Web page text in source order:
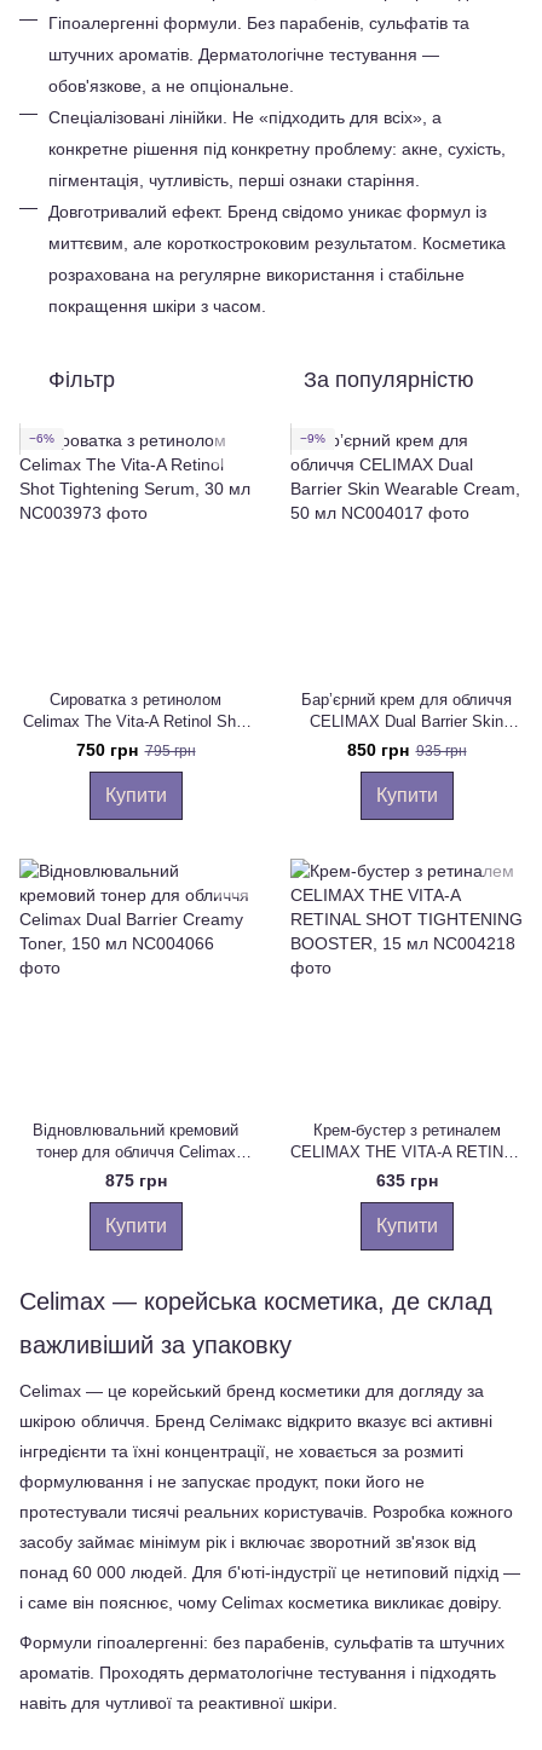
Гіпоалергенні формули. Без парабенів, сульфатів та
штучних ароматів. Дерматологічне тестування —
обов'язкове, а не опціональне.
Спеціалізовані лінійки. Не «підходить для всіх», а
конкретне рішення під конкретну проблему: акне, сухість,
пігментація, чутливість, перші ознаки старіння.
Довготривалий ефект. Бренд свідомо уникає формул із
миттєвим, але короткостроковим результатом. Косметика
розрахована на регулярне використання і стабільне
покращення шкіри з часом.
Фільтр За популярністю
−6%
Сироватка з ретинолом
Celimax The Vita-A Retinol Shot
Tightening Serum, 30 мл
750 грн 795 грн
Купити
−9%
Барʼєрний крем для обличчя
CELIMAX Dual Barrier Skin
Wearable Cream, 50 мл
850 грн 935 грн
Купити
Відновлювальний кремовий
тонер для обличчя Celimax
Dual Barrier Creamy Toner, 150
875 грн
Купити
Крем-бустер з ретиналем
CELIMAX THE VITA-A RETINAL
SHOT TIGHTENING BOOSTER,
15 мл
635 грн
Купити
Celimax — корейська косметика, де склад
важливіший за упаковку
Celimax — це корейський бренд косметики для догляду за
шкірою обличчя. Бренд Селімакс відкрито вказує всі активні
інгредієнти та їхні концентрації, не ховається за розмиті
формулювання і не запускає продукт, поки його не
протестували тисячі реальних користувачів. Розробка кожного
засобу займає мінімум рік і включає зворотний зв'язок від
понад 60 000 людей. Для б'юті-індустрії це нетиповий підхід —
і саме він пояснює, чому Сelimax косметика викликає довіру.
Формули гіпоалергенні: без парабенів, сульфатів та штучних
ароматів. Проходять дерматологічне тестування і підходять
навіть для чутливої та реактивної шкіри.